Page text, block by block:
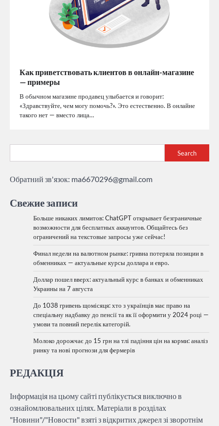
Как приветствовать клиентов в онлайн-магазине
— примеры
В обычном магазине продавец улыбается и говорит:
«Здравствуйте, чем могу помочь?». Это естественно. В онлайне
такого нет — вместо лица…
Search
Обратний зв'язок: ma6670296@gmail.com
Свежие записи
Больше никаких лимитов: ChatGPT открывает безграничные
возможности для бесплатных аккаунтов. Общайтесь без
ограничений на текстовые запросы уже сейчас!
Финал недели на валютном рынке: гривна потеряла позиции в
обменниках — актуальные курсы доллара и евро.
Доллар пошел вверх: актуальный курс в банках и обменниках
Украины на 7 августа
До 1038 гривень щомісяця: хто з українців має право на
спеціальну надбавку до пенсії та як її оформити у 2024 році —
умови та повний перелік категорій.
Молоко дорожчає до 15 грн на тлі падіння цін на корми: аналіз
ринку та нові прогнози для фермерів
РЕДАКЦІЯ
Інформація на цьому сайті публікується виключно в
ознайомлювальних цілях. Матеріали в розділах
"Новини"/"Новости" взяті з відкритих джерел зі зворотнім